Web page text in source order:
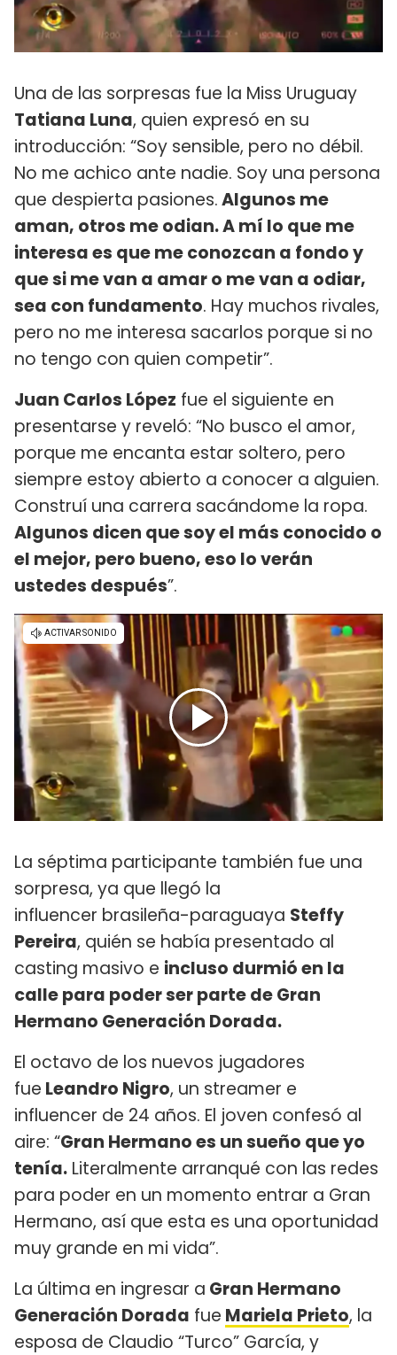
Una de las sorpresas fue la Miss Uruguay
Tatiana Luna, quien expresó en su
introducción: “Soy sensible, pero no débil.
No me achico ante nadie. Soy una persona
que despierta pasiones.Algunos me
aman, otros me odian. A mí lo que me
interesa es que me conozcan a fondo y
que si me van a amar o me van a odiar,
sea con fundamento. Hay muchos rivales,
pero no me interesa sacarlos porque si no
no tengo con quien competir”.
Juan Carlos López fue el siguiente en
presentarse y reveló: “No busco el amor,
porque me encanta estar soltero, pero
siempre estoy abierto a conocer a alguien.
Construí una carrera sacándome la ropa.
Algunos dicen que soy el más conocido o
el mejor, pero bueno, eso lo verán
ustedes después”.
La séptima participante también fue una
sorpresa, ya que llegó la
influencer brasileña-paraguaya Steffy
Pereira, quién se había presentado al
casting masivo e incluso durmió en la
calle para poder ser parte de Gran
Hermano Generación Dorada.
El octavo de los nuevos jugadores
fue Leandro Nigro, un streamer e
influencer de 24 años. El joven confesó al
aire: “Gran Hermano es un sueño que yo
tenía. Literalmente arranqué con las redes
para poder en un momento entrar a Gran
Hermano, así que esta es una oportunidad
muy grande en mi vida”.
La última en ingresar a Gran Hermano
Generación Dorada fue Mariela Prieto, la
esposa de Claudio “Turco” García, y